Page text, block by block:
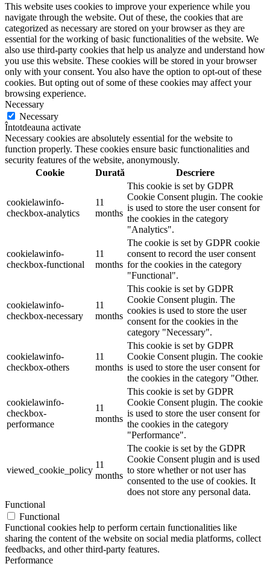
This website uses cookies to improve your experience while you
navigate through the website. Out of these, the cookies that are
categorized as necessary are stored on your browser as they are
essential for the working of basic functionalities of the website. We
also use third-party cookies that help us analyze and understand how
you use this website. These cookies will be stored in your browser
only with your consent. You also have the option to opt-out of these
cookies. But opting out of some of these cookies may affect your
browsing experience.
Necessary
Necessary
Întotdeauna activate
Necessary cookies are absolutely essential for the website to
function properly. These cookies ensure basic functionalities and
security features of the website, anonymously.
Cookie
Durată Descriere
cookielawinfo-
checkbox-analytics
11
months
This cookie is set by GDPR
Cookie Consent plugin. The cookie
is used to store the user consent for
the cookies in the category
"Analytics".
cookielawinfo-
checkbox-functional
11
months
The cookie is set by GDPR cookie
consent to record the user consent
for the cookies in the category
"Functional".
cookielawinfo-
checkbox-necessary
11
months
This cookie is set by GDPR
Cookie Consent plugin. The
cookies is used to store the user
consent for the cookies in the
category "Necessary".
cookielawinfo-
checkbox-others
11
months
This cookie is set by GDPR
Cookie Consent plugin. The cookie
is used to store the user consent for
the cookies in the category "Other.
cookielawinfo-
checkbox-
performance
11
months
This cookie is set by GDPR
Cookie Consent plugin. The cookie
is used to store the user consent for
the cookies in the category
"Performance".
viewed_cookie_policy
11
months
The cookie is set by the GDPR
Cookie Consent plugin and is used
to store whether or not user has
consented to the use of cookies. It
does not store any personal data.
Functional
Functional
Functional cookies help to perform certain functionalities like
sharing the content of the website on social media platforms, collect
feedbacks, and other third-party features.
Performance